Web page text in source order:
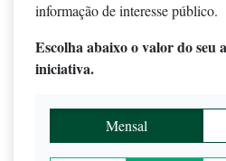
informação de interesse público.
Escolha abaixo o valor do seu
iniciativa.
Mensal